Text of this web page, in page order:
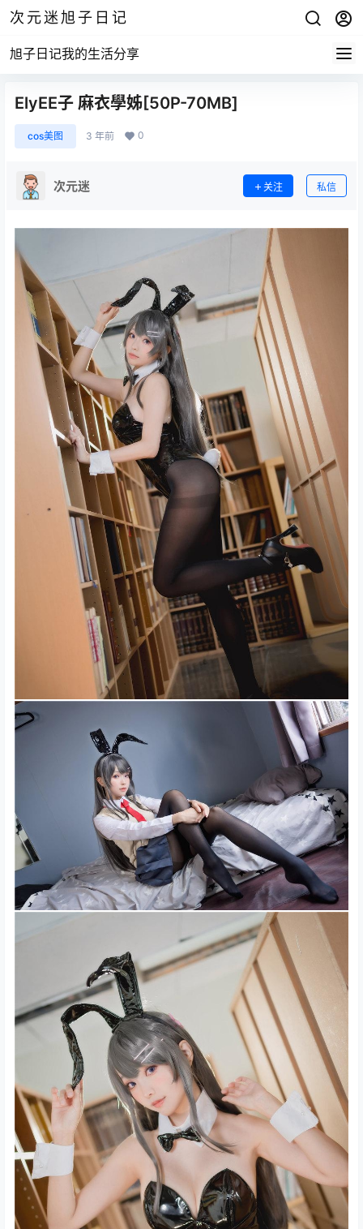
次元迷旭子日记
旭子日记我的生活分享
ElyEE子 麻衣學姊[50P-70MB]
cos美图 3 年前 0
次元迷 关注 私信